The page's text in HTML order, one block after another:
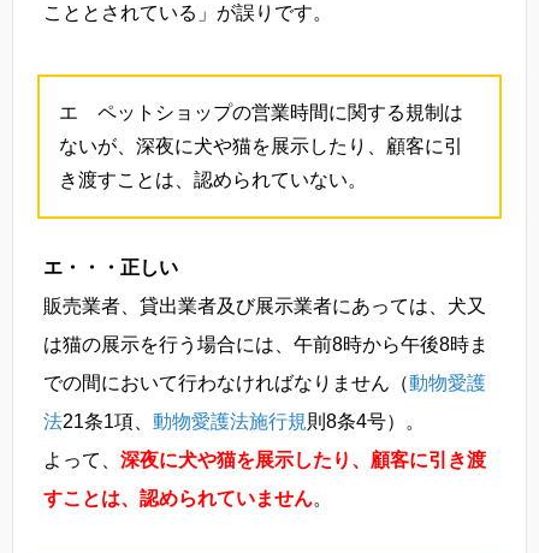
こととされている」が誤りです。
エ ペットショップの営業時間に関する規制は
ないが、深夜に犬や猫を展示したり、顧客に引
き渡すことは、認められていない。
エ・・・正しい
販売業者、貸出業者及び展示業者にあっては、犬又
は猫の展示を行う場合には、午前8時から午後8時ま
での間において行わなければなりません（動物愛護
法21条1項、 動物愛護法施行規則8条4号）。
よって、 深夜に犬や猫を展示したり、顧客に引き渡
すことは、認められていません。